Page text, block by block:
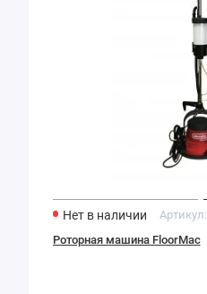
Нет в наличии Артикул:
Роторная машина FloorMac